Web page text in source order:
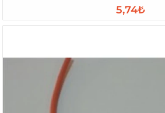
5,74₺